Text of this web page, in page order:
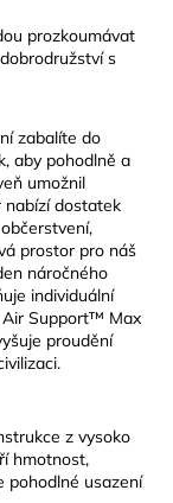
prozkoumávat
s
zabalíte do
aby pohodlně a
umožnil
nabízí dostatek
prostor pro náš
náročného
individuální
Air Support™ Max
proudění
z vysoko
hmotnost,
pohodlné usazení